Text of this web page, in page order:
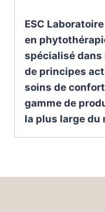
ESC
en
spécialisé dans
de principes
soins de
gamme de
la plus large du